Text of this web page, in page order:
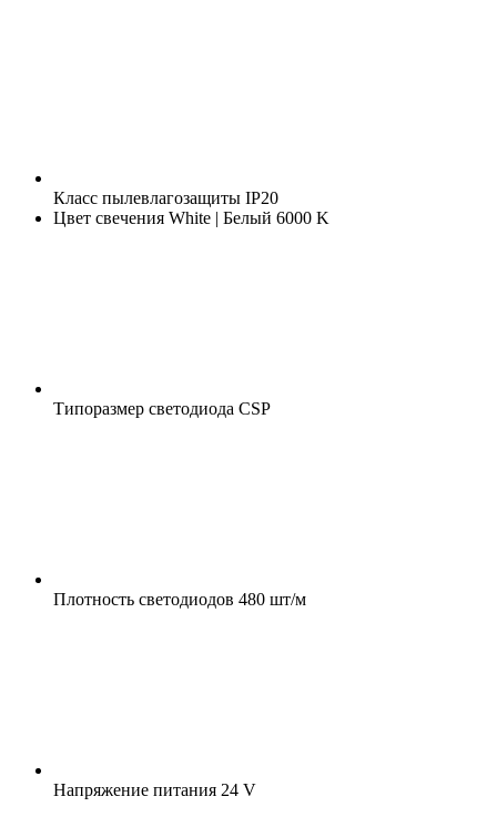
Класс пылевлагозащиты IP20
Цвет свечения White | Белый 6000 K
Типоразмер светодиода CSP
Плотность светодиодов 480 шт/м
Напряжение питания 24 V